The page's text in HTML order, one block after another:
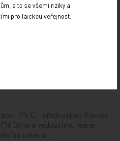
dnů v Karlových
Ph.D., přednostovi Kliniky
Brno a vedoucímu jedné
ústavu…
a to se všemi riziky a
pro laickou veřejnost.